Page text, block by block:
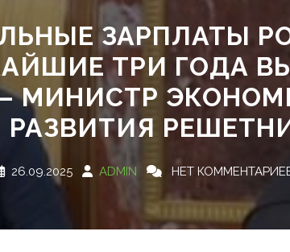
ЗАРПЛАТЫ
ТРИ ГОДА
МИНИСТР
РАЗВИТИЯ
26.09.2025 ADMIN НЕТ